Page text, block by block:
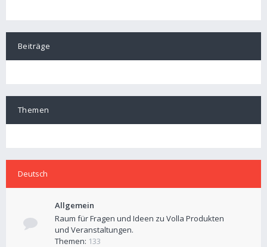
Beiträge
Themen
Deutsch
Allgemein
Raum für Fragen und Ideen zu Volla Produkten
und Veranstaltungen.
Themen: 133